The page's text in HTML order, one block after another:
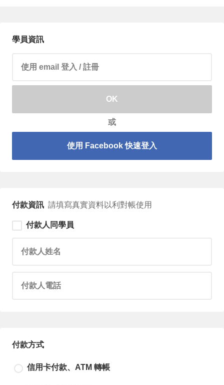
學員資訊
請輸入 email 帳號
OK
或
使用 Facebook 快速登入
付款資訊 請填寫真實資料以利對帳使用
付款人同學員
付款方式
信用卡付款、ATM 轉帳